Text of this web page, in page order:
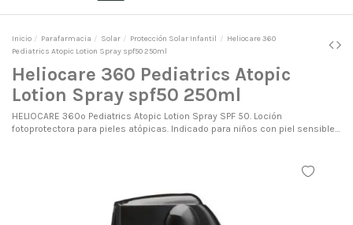
Inicio Parafarmacia Solar Protección Solar Infantil
Heliocare 360
Pediatrics Atopic Lotion Spray spf50 250ml
Heliocare 360 Pediatrics Atopic
Lotion Spray spf50 250ml
HELIOCARE 360º Pediatrics Atopic Lotion Spray SPF 50. Loción
fotoprotectora para pieles atópicas. Indicado para niños con piel sensible